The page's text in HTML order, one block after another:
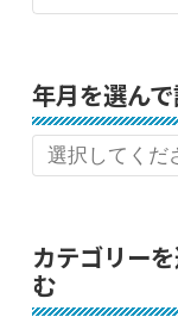
年月を選ん
カテゴリー
む